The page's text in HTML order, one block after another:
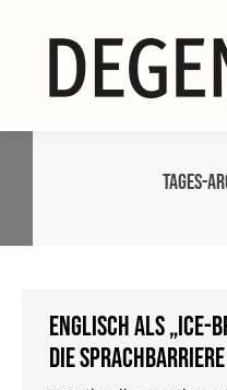
Tages-
Englisch als „Ice-
die Sprachbarriere